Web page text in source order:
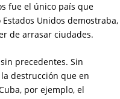
fue el único país que
Unidos demostraba,
de arrasar ciudades.
precedentes. Sin
destrucción que en
por ejemplo, el